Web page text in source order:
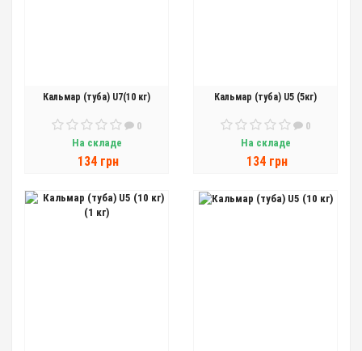
Кальмар (туба) U7(10 кг)
0
На складе
134 грн
Кальмар (туба) U5 (5кг)
0
На складе
134 грн